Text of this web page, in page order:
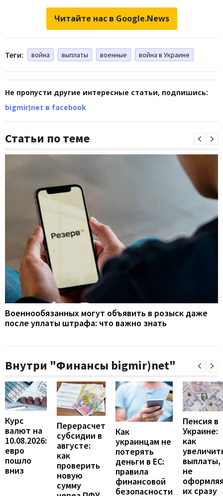
Читайте нас в Google.News
Теги: война выплаты военные война в Украине
Не пропусти другие интересные статьи, подпишись:
bigmir)net в facebook
Статьи по теме
Военнообязанных могут объявить в розыск даже
после уплаты штрафа: что важно знать
Внутри "Финансы bigmir)net"
Курс
валют на
10.08.2026:
евро
пошло
вниз
Перерасчет
субсидии в
августе:
как
проверить
новую
сумму
Как
украинцам не
потерять
деньги в ЕС:
правила
финансовой
безопасности
Пенсия в
Украине:
как
выплаты,
не
их сразу